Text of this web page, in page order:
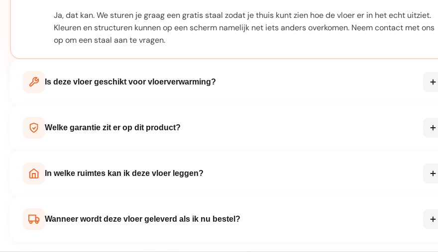
Ja, dat kan. We sturen je graag een gratis staal zodat je thuis kunt zien hoe de vloer er in het echt uitziet.
Kleuren en structuren kunnen op een scherm namelijk net iets anders overkomen. Neem contact met ons
op om een staal aan te vragen.
Is deze vloer geschikt voor vloerverwarming?
laminaatvloeren zijn hier prima voor te gebruiken. Let wel op de maximale oppervlaktetemperatuur die de
fabrikant adviseert.
Welke garantie zit er op dit product?
productspecificaties op deze pagina. Bij normaal huishoudelijk gebruik en correcte installatie volgens de
handleiding is je vloer jarenlang beschermd.
In welke ruimtes kan ik deze vloer leggen?
wasruimte. Vloeren die niet volledig waterbestendig zijn, zijn ideaal voor de woonkamer, slaapkamer en hal.
Check de productspecificaties voor de details.
Wanneer wordt deze vloer geleverd als ik nu bestel?